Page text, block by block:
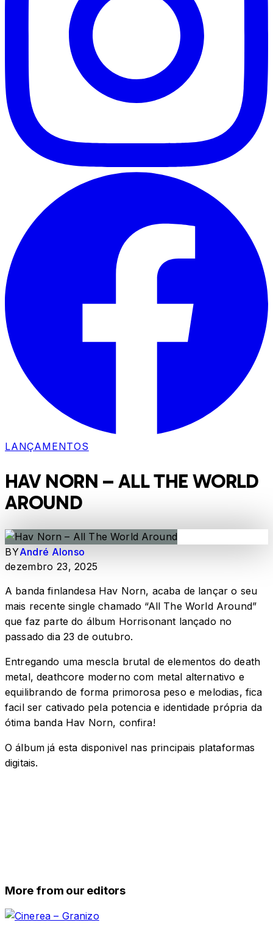
LANÇAMENTOS
HAV NORN – ALL THE WORLD
AROUND
BYAndré Alonso
dezembro 23, 2025
A banda finlandesa Hav Norn, acaba de lançar o seu
mais recente single chamado “All The World Around”
que faz parte do álbum Horrisonant lançado no
passado dia 23 de outubro.
Entregando uma mescla brutal de elementos do death
metal, deathcore moderno com metal alternativo e
equilibrando de forma primorosa peso e melodias, fica
facil ser cativado pela potencia e identidade própria da
ótima banda Hav Norn, confira!
O álbum já esta disponivel nas principais plataformas
digitais.
More from our editors